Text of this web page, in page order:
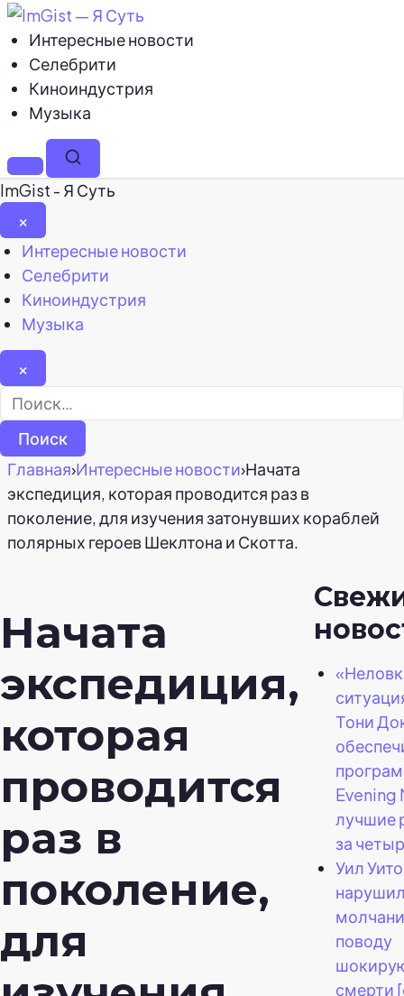
Интересные новости
Селебрити
Киноиндустрия
Музыка
МенюПоиск
ImGist - Я Суть
×
Закрыть
меню
Интересные новости
Селебрити
Киноиндустрия
Музыка
×
Найти:
Главная›Интересные новости›Начата
экспедиция, которая проводится раз в
поколение, для изучения затонувших кораблей
полярных героев Шеклтона и Скотта.
Начата
экспедиция,
которая
проводится
раз в
поколение,
для
Тони
Evening
лучшие
за
Уил
поводу
смерти